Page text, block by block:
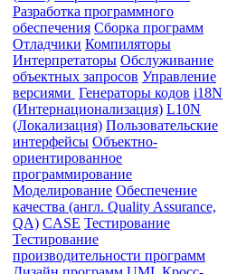
Разработка программного
обеспечения Сборка программ
Отладчики Компиляторы
Интерпретаторы Обслуживание
объектных запросов Управление
версиями Генераторы кодов i18N
(Интернационализация) L10N
(Локализация) Пользовательские
интерфейсы Объектно-
ориентированное
программирование
Моделирование Обеспечение
качества (англ. Quality Assurance,
QA) CASE Тестирование
Тестирование
производительности программ